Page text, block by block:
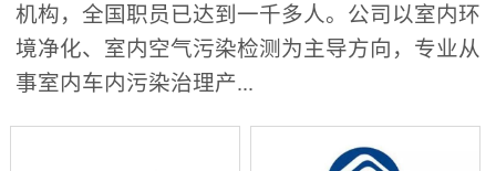
机构，全国职员已达到一千多人。公司以室内环
境净化、室内空气污染检测为主导方向，专业从
事室内车内污染治理产...